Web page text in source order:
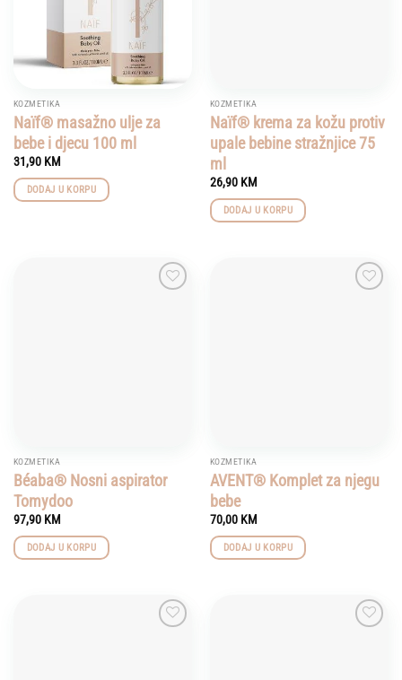
KOZMETIKA
Naïf® masažno ulje za
bebe i djecu 100 ml
31,90 KM
DODAJ U KORPU
KOZMETIKA
Naïf® krema za kožu protiv
upale bebine stražnjice 75
ml
26,90 KM
DODAJ U KORPU
KOZMETIKA
Béaba® Nosni aspirator
Tomydoo
97,90 KM
DODAJ U KORPU
KOZMETIKA
AVENT® Komplet za njegu
bebe
70,00 KM
DODAJ U KORPU